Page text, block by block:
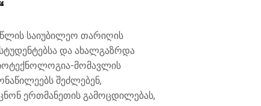
საიუბილეო თარიღის
და ახალგაზრდა
მომავლის
შეძლებენ,
ერთმანეთის გამოცდილებას,